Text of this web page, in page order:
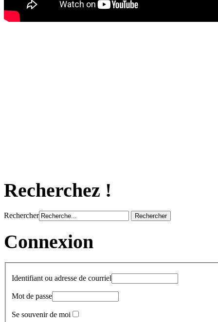
Recherchez !
Rechercher
Connexion
Identifiant ou adresse de courriel
Mot de passe
Se souvenir de moi